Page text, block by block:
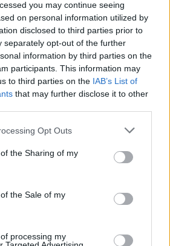
you may continue seeing
on personal information utilized by
disclosed to third parties prior to
separately opt-out of the further
information by third parties on the
participants. This information may
to third parties on the IAB’s List of
that may further disclose it to other
app uses one or more Google
or usage behaviour. You may click to
to Google and its third-party tags to
specified purposes in below Google
Opt Outs
the Sharing of my
the Sale of my
processing my
στο Google News και μάθετε
από την Ελλάδα και τον κόσμο.